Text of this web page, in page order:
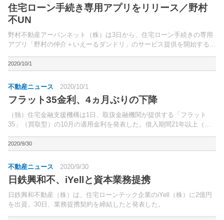
住宅ローン手続き専用アプリをリリース／野村
不UN
野村不動産アーバンネット（株）は3日から、住宅ローン手続きの専用
アプリ「野村の仲介＋いえーるダンドリ」のサービス提供を開始する。
ットにより、顧客による住宅購入相談や、住宅ローンデス...
2020/10/1
不動産ニュース 2020/10/1
フラット35金利、4ヵ月ぶりの下降
（独）住宅金融支援機構は1日、取扱金融機関が提供する「フラット
35」（買取型）の10月の適用金利を発表した。借入期間21年以上（融
（同変動なし）。
2020/9/30
不動産ニュース 2020/9/30
日鉄興和不、iYellと資本業務提携
日鉄興和不動産（株）は、住宅ローンテック企業のiYell（株）に2億円
を出資。30日、業務提携契約を締結したと発表した。